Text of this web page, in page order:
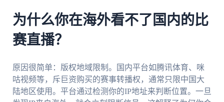
为什么你在海外看不了国内的比
赛直播？
原因很简单：版权地域限制。国内平台如腾讯体育、咪
咕视频等，斥巨资购买的赛事转播权，通常只限中国大
陆地区使用。平台通过检测你的IP地址来判断位置。一旦